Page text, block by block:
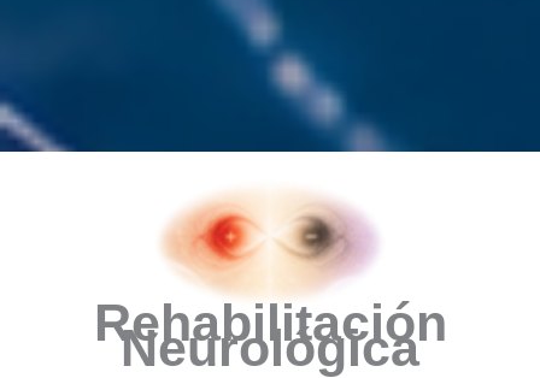
Rehabilitación
Neurológica